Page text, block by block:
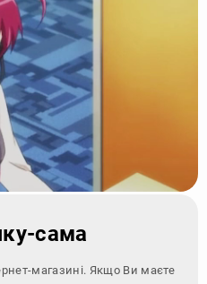
сама
магазині. Якщо Ви маєте